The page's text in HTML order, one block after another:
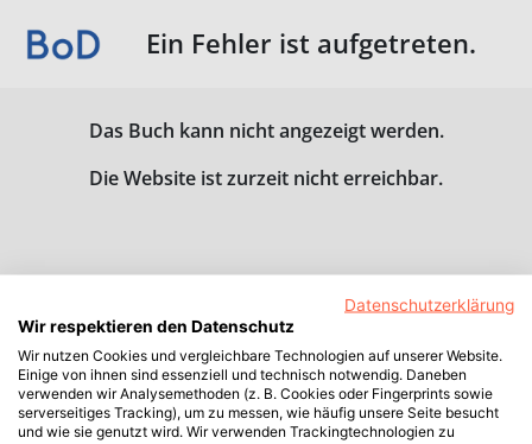
Ein Fehler ist aufgetreten.
Das Buch kann nicht angezeigt werden.
Die Website ist zurzeit nicht erreichbar.
Datenschutzerklärung
Wir respektieren den Datenschutz
Wir nutzen Cookies und vergleichbare Technologien auf unserer Website.
Einige von ihnen sind essenziell und technisch notwendig. Daneben
verwenden wir Analysemethoden (z. B. Cookies oder Fingerprints sowie
serverseitiges Tracking), um zu messen, wie häufig unsere Seite besucht
und wie sie genutzt wird. Wir verwenden Trackingtechnologien zu